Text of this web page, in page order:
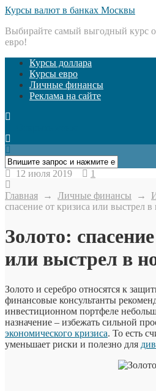
Курсы валют в банках Москвы
Выбирайте самый выгодный курс
евро!
Курсы доллара
Курсы евро
Личные финансы
Реклама на сайте
12 июля 2019 1
Главная → Личные финансы →
спасение от кризиса или выстрел в
Золото:
или выстрел в
Золото и серебро относятся к
финансовые консультанты
инвестиционном портфеле
назначение – избежать сильной
экономического кризиса. То есть
уменьшает риски и полезно для